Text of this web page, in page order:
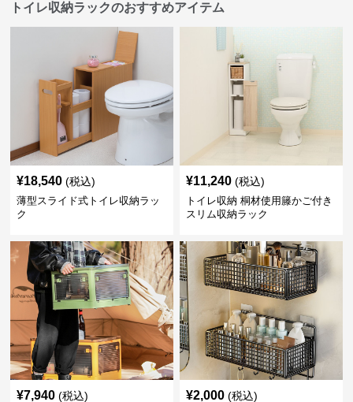
トイレ収納ラックのおすすめアイテム
¥18,540 (税込)
薄型スライド式トイレ収納ラッ
ク
¥11,240 (税込)
トイレ収納 桐材使用籐かご付き
スリム収納ラック
¥7,940 (税込) ¥2,000 (税込)